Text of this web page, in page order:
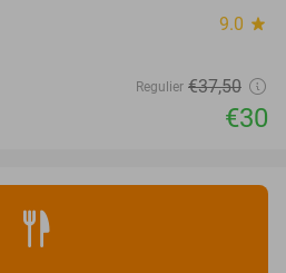
9.0 star
Regulier €37,50
€30